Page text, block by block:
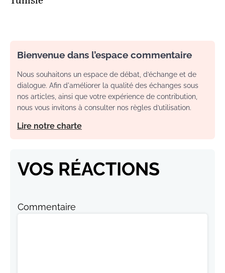
Bienvenue dans l’espace commentaire
Nous souhaitons un espace de débat, d’échange et de
dialogue. Afin d'améliorer la qualité des échanges sous
nos articles, ainsi que votre expérience de contribution,
nous vous invitons à consulter nos règles d’utilisation.
Lire notre charte
VOS RÉACTIONS
Commentaire